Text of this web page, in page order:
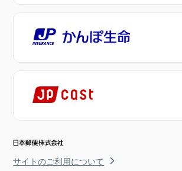
サイトのご利用について